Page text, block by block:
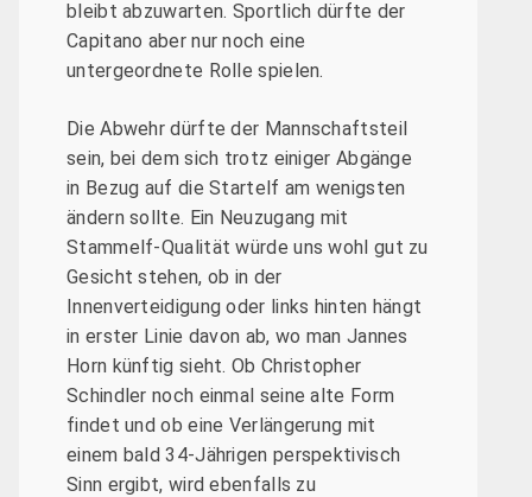
bleibt abzuwarten. Sportlich dürfte der
Capitano aber nur noch eine
untergeordnete Rolle spielen.
Die Abwehr dürfte der Mannschaftsteil
sein, bei dem sich trotz einiger Abgänge
in Bezug auf die Startelf am wenigsten
ändern sollte. Ein Neuzugang mit
Stammelf-Qualität würde uns wohl gut zu
Gesicht stehen, ob in der
Innenverteidigung oder links hinten hängt
in erster Linie davon ab, wo man Jannes
Horn künftig sieht. Ob Christopher
Schindler noch einmal seine alte Form
findet und ob eine Verlängerung mit
einem bald 34-Jährigen perspektivisch
Sinn ergibt, wird ebenfalls zu